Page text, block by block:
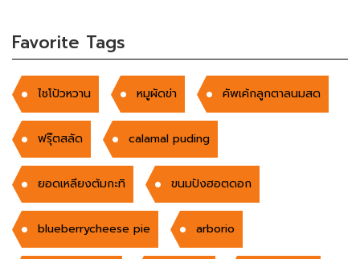
Favorite Tags
ไชโป้วหวาน หมูผัดข่า คัพเค้กลูกตาลนมสด
ฟรุ๊ตสลัด calamal puding
ยอดเหลียงต้มกะทิ ขนมปังฮอตดอก
blueberrycheese pie arborio